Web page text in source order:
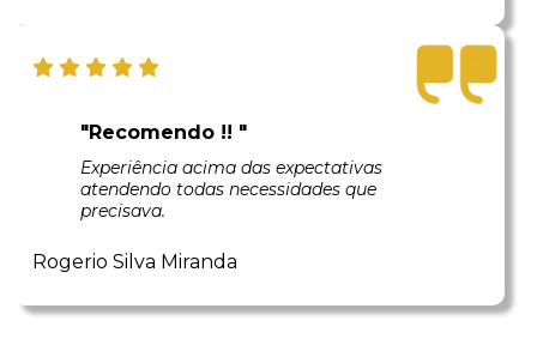
"Recomendo !! "
Experiência acima das expectativas
atendendo todas necessidades que
precisava.
Rogerio Silva Miranda